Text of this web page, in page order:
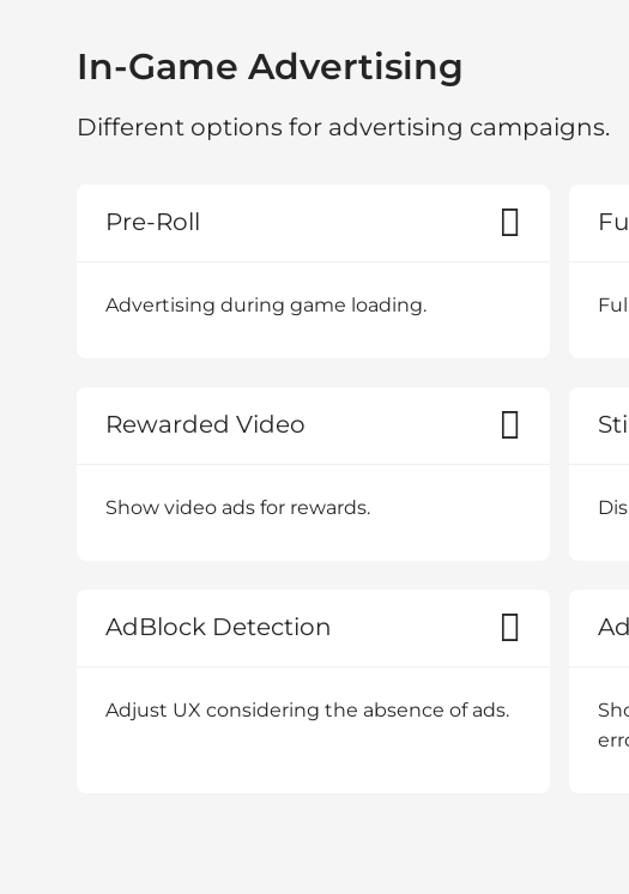
In-Game Advertising
Different options for advertising campaigns.
Pre-Roll
Advertising during game loading.
Rewarded Video
Show video ads for rewards.
AdBlock Detection
Adjust UX considering the absence of ads.